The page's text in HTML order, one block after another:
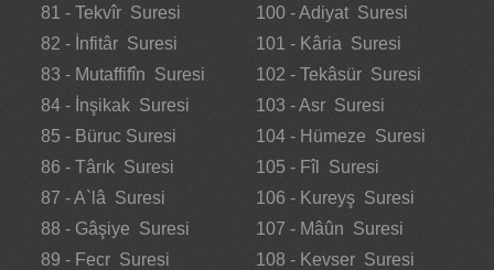
81 - Tekvîr Suresi
82 - İnfitâr Suresi
83 - Mutaffifîn Suresi
84 - İnşikak Suresi
85 - Büruc Suresi
86 - Târık Suresi
87 - A`lâ Suresi
88 - Gâşiye Suresi
89 - Fecr Suresi
100 - Adiyat Suresi
101 - Kâria Suresi
102 - Tekâsür Suresi
103 - Asr Suresi
104 - Hümeze Suresi
105 - Fîl Suresi
106 - Kureyş Suresi
107 - Mâûn Suresi
108 - Kevser Suresi